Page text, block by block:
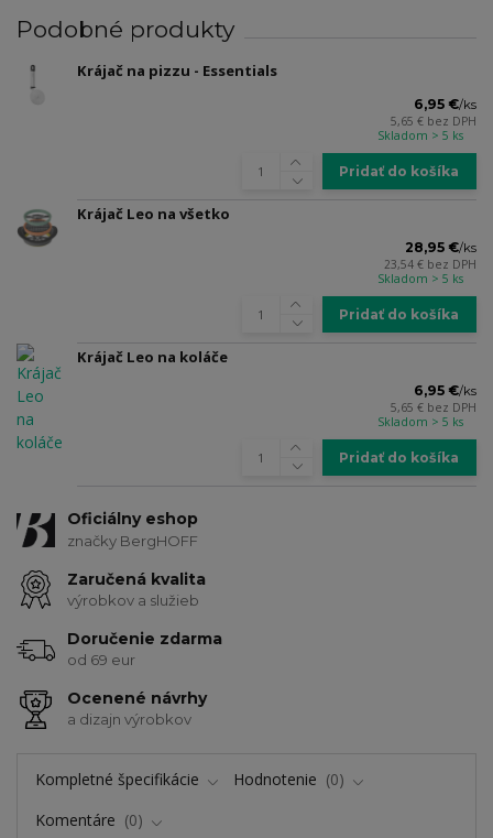
Podobné produkty
Krájač na pizzu - Essentials
6,95 €/ks
5,65 € bez DPH
Skladom > 5 ks
Pridať do košíka
Krájač Leo na všetko
28,95 €/ks
23,54 € bez DPH
Skladom > 5 ks
Pridať do košíka
Krájač Leo na koláče
6,95 €/ks
5,65 € bez DPH
Skladom > 5 ks
Pridať do košíka
Oficiálny eshop
značky BergHOFF
Zaručená kvalita
výrobkov a služieb
Doručenie zdarma
od 69 eur
Ocenené návrhy
a dizajn výrobkov
Kompletné špecifikácie Hodnotenie
0
Komentáre
0